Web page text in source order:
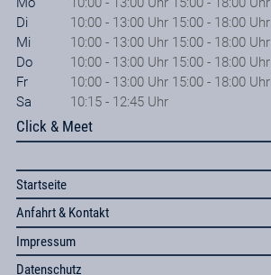
Di
10:00 - 13:00 Uhr 15:00 - 18:00 Uhr
Mi
10:00 - 13:00 Uhr 15:00 - 18:00 Uhr
Do
10:00 - 13:00 Uhr 15:00 - 18:00 Uhr
Fr
10:00 - 13:00 Uhr 15:00 - 18:00 Uhr
Sa
10:15 - 12:45 Uhr
Click & Meet
Startseite
Anfahrt & Kontakt
Impressum
Datenschutz